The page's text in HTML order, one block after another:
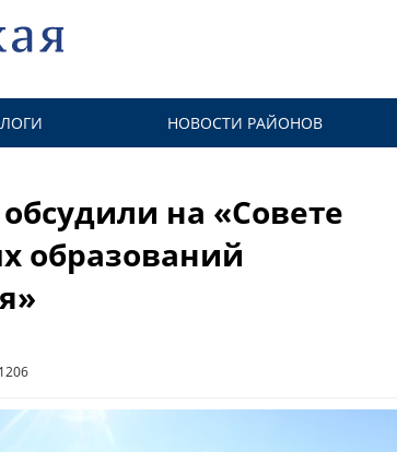
НОВОСТИ РАЙОНОВ
на «Совете
образований
1206